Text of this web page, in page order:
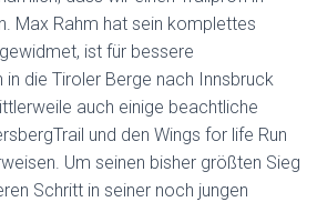
Max Rahm hat sein komplettes
ist für bessere
in die Tiroler Berge nach Innsbruck
auch einige beachtliche
und den Wings for life Run
Um seinen bisher größten Sieg
Schritt in seiner noch jungen